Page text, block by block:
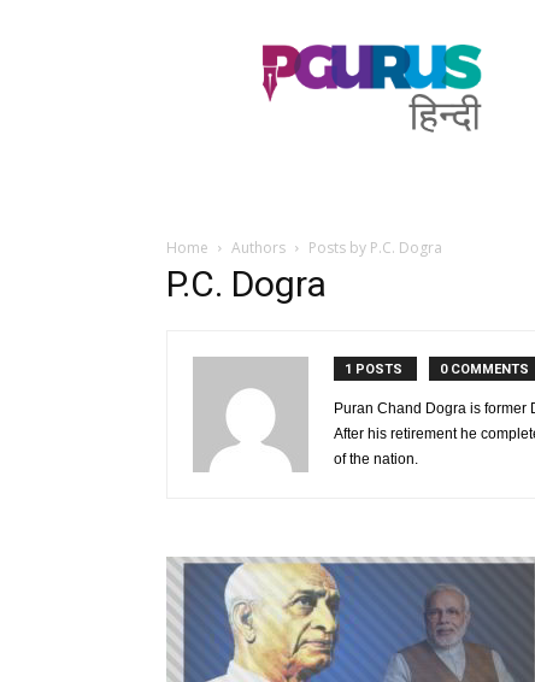
PGurus
Hindi
Home Authors Posts by P.C. Dogra
P.C. Dogra
1 POSTS 0 COMMENTS
Puran Chand Dogra is
After his retirement he
of the nation.